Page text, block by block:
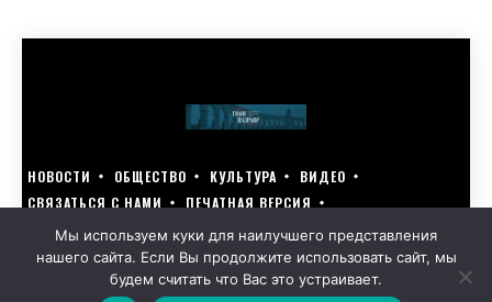
НОВОСТИ ОБЩЕСТВО КУЛЬТУРА
ВИДЕО
СВЯЗАТЬСЯ С НАМИ
ПЕЧАТНАЯ ВЕРСИЯ
ГОЛОСУЙ ЗА БЛАГОУСТРОЙСТВО СВОЕГО ГОРОДА 15–17 МАРТА
GOLOS-NAZRANI.RU ВСЕ ПРАВА ЗАЩИЩЕНЫ | РАЗРАБОТАНО KARTOEV.RU
ПОЛИТИКА ОБРАБОТКИ ПЕРСОНАЛЬНЫХ ДАННЫХ
Мы используем куки для наилучшего представления
нашего сайта. Если Вы продолжите использовать сайт, мы
будем считать что Вас это устраивает.